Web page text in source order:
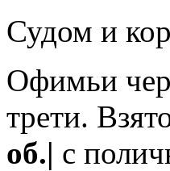
Судом и
Офимьи
трети.
об.| с